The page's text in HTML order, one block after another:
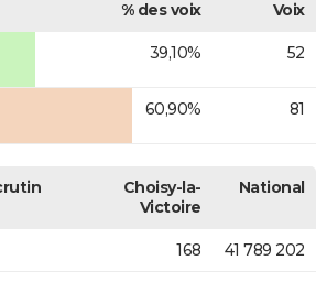
% des voix
Voix
39,10% 52
60,90% 81
Choisy-la-
Victoire
National
168 41 789 202